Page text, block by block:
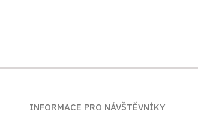
INFORMACE PRO NÁVŠTĚVNÍKY